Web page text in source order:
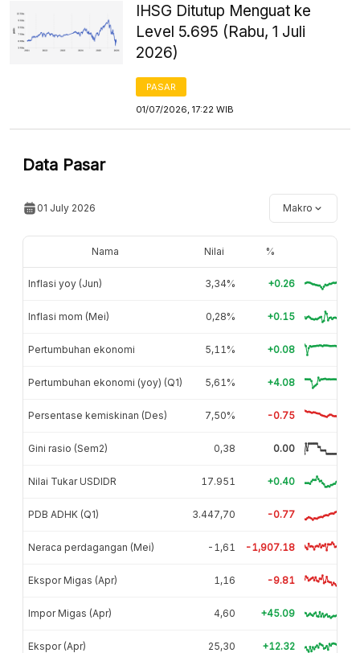
IHSG Ditutup Menguat ke
Level 5.695 (Rabu, 1 Juli
2026)
PASAR
01/07/2026, 17:22 WIB
Data Pasar
01 July 2026 Makro
Nama Nilai %
Inflasi yoy (Jun) 3,34% +0.26
Inflasi mom (Mei) 0,28% +0.15
Pertumbuhan ekonomi 5,11% +0.08
Pertumbuhan ekonomi (yoy) (Q1) 5,61% +4.08
Persentase kemiskinan (Des) 7,50% -0.75
Gini rasio (Sem2) 0,38 0.00
Nilai Tukar USDIDR 17.951 +0.40
PDB ADHK (Q1) 3.447,70 -0.77
Neraca perdagangan (Mei) -1,61 -1,907.18
Ekspor Migas (Apr) 1,16 -9.81
Impor Migas (Apr) 4,60 +45.09
Ekspor (Apr) 25,30 +12.32